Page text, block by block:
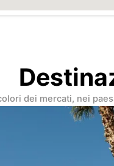
dei mercati, nei